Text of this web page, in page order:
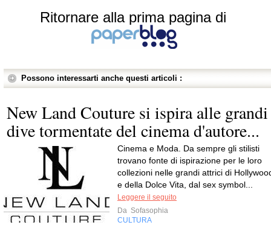
Ritornare alla prima pagina di
Possono interessarti anche questi articoli :
New Land Couture si ispira alle grandi
dive tormentate del cinema d'autore...
Cinema e Moda. Da sempre gli stilisti
trovano fonte di ispirazione per le loro
collezioni nelle grandi attrici di
e della Dolce Vita, dal sex symbol...
Leggere il seguito
Da Sofasophia
CULTURA